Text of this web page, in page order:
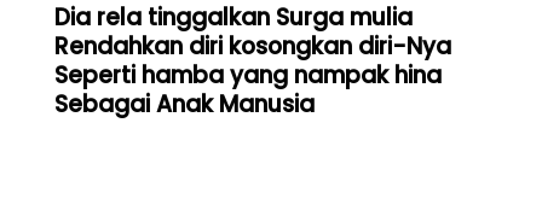
Dia rela tinggalkan Surga mulia
Rendahkan diri kosongkan diri-Nya
Seperti hamba yang nampak hina
Sebagai Anak Manusia